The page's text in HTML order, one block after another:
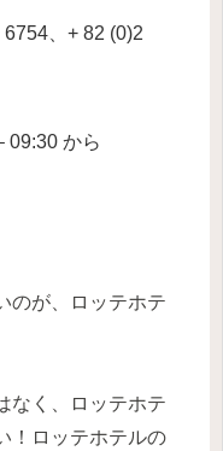
、+ 82 (0)2
09:30 から
のが、ロッテホテ
なく、ロッテホテ
！ロッテホテルの